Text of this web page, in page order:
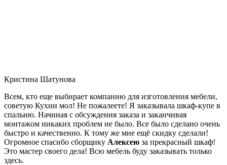
Кристина Шатунова
Всем, кто еще выбирает компанию для изготовления мебели,
советую Кухни мол! Не пожалеете! Я заказывала шкаф-купе в
спальню. Начиная с обсуждения заказа и заканчивая
монтажом никаких проблем не было. Все было сделано очень
быстро и качественно. К тому же мне ещё скидку сделали!
Огромное спасибо сборщику Алексею за прекрасный шкаф!
Это мастер своего дела! Всю мебель буду заказывать только
здесь.